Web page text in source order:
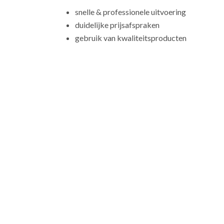
snelle & professionele uitvoering
duidelijke prijsafspraken
gebruik van kwaliteitsproducten